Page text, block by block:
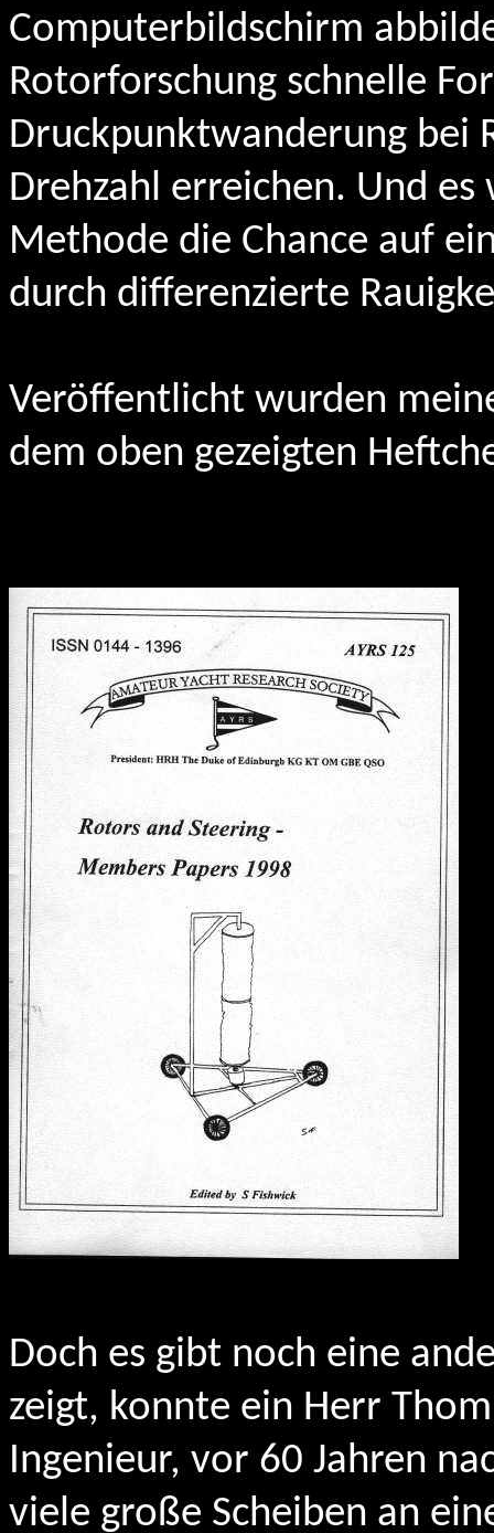
Computerbildschirm
Rotorforschung schnelle
Druckpunktwanderung bei
Drehzahl erreichen. Und
Methode die Chance auf
durch differenzierte
Veröffentlicht wurden
dem oben gezeigten
Doch es gibt noch eine
zeigt, konnte ein Herr
Ingenieur, vor 60 Jahren
viele große Scheiben an